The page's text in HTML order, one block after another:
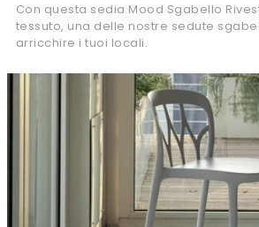
Con questa sedia Mood Sgabello
tessuto, una delle nostre sedute
arricchire i tuoi locali.